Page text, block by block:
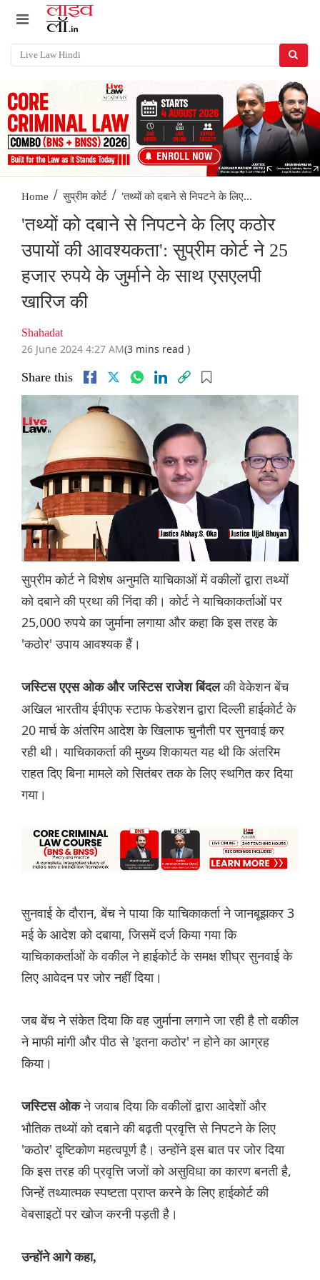
Home / सुप्रीम कोर्ट / 'तथ्यों को दबाने से निपटने के लिए...
'तथ्यों को दबाने से निपटने के लिए कठोर
उपायों की आवश्यकता': सुप्रीम कोर्ट ने 25
हजार रुपये के जुर्माने के साथ एसएलपी
खारिज की
Shahadat
26 June 2024 4:27 AM(3 mins read )
Share this
सुप्रीम कोर्ट ने विशेष अनुमति याचिकाओं में वकीलों द्वारा तथ्यों
को दबाने की प्रथा की निंदा की। कोर्ट ने याचिकाकर्ताओं पर
25,000 रुपये का जुर्माना लगाया और कहा कि इस तरह के
'कठोर' उपाय आवश्यक हैं।
जस्टिस एएस ओक और जस्टिस राजेश बिंदलकी वेकेशन बेंच
अखिल भारतीय ईपीएफ स्टाफ फेडरेशन द्वारा दिल्ली हाईकोर्ट के
20 मार्च के अंतरिम आदेश के खिलाफ चुनौती पर सुनवाई कर
रही थी। याचिकाकर्ता की मुख्य शिकायत यह थी कि अंतरिम
राहत दिए बिना मामले को सितंबर तक के लिए स्थगित कर दिया
गया।
सुनवाई के दौरान, बेंच ने पाया कि याचिकाकर्ता ने जानबूझकर 3
मई के आदेश को दबाया, जिसमें दर्ज किया गया कि
याचिकाकर्ताओं के वकील ने हाईकोर्ट के समक्ष शीघ्र सुनवाई के
लिए आवेदन पर जोर नहीं दिया।
जब बेंच ने संकेत दिया कि वह जुर्माना लगाने जा रही है तो वकील
ने माफी मांगी और पीठ से 'इतना कठोर' न होने का आग्रह
किया।
जस्टिस ओकने जवाब दिया कि वकीलों द्वारा आदेशों और
भौतिक तथ्यों को दबाने की बढ़ती प्रवृत्ति से निपटने के लिए
'कठोर' दृष्टिकोण महत्वपूर्ण है। उन्होंने इस बात पर जोर दिया
कि इस तरह की प्रवृत्ति जजों को असुविधा का कारण बनती है,
जिन्हें तथ्यात्मक स्पष्टता प्राप्त करने के लिए हाईकोर्ट की
वेबसाइटों पर खोज करनी पड़ती है।
उन्होंने आगे कहा,